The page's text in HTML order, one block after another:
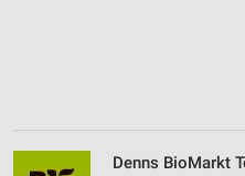
Denns BioMarkt